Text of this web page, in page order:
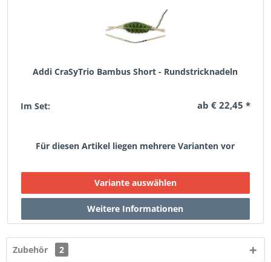
Addi CraSyTrio Bambus Short - Rundstricknadeln
Im Set: ab € 22,45 *
Für diesen Artikel liegen mehrere Varianten vor
Zubehör 2